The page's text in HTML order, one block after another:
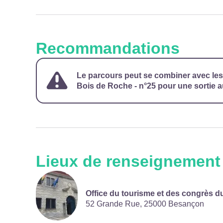
Recommandations
Le parcours peut se combiner avec
Bois de Roche - n°25 pour une sortie
Lieux de renseignement
Office du tourisme et des congrès
52 Grande Rue, 25000 Besançon